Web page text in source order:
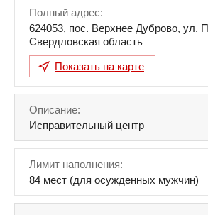
Полный адрес:
624053, пос. Верхнее Дуброво, ул.
Свердловская область
Показать на карте
Описание:
Исправительный центр
Лимит наполнения:
84 мест (для осужденных мужчин)